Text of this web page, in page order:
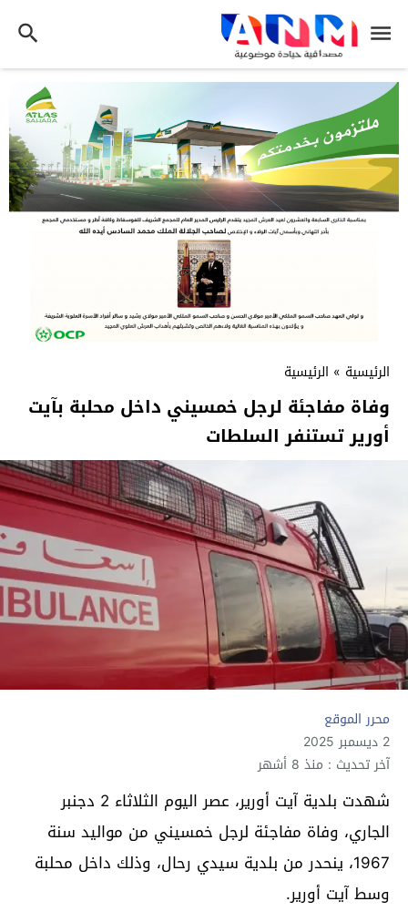
الرئيسية » الرئيسية
وفاة مفاجئة لرجل خمسيني داخل محلبة بآيت
أورير تستنفر السلطات
محرر الموقع
2 ديسمبر 2025
آخر تحديث : منذ 8 أشهر
شهدت بلدية آيت أورير، عصر اليوم الثلاثاء 2 دجنبر
الجاري، وفاة مفاجئة لرجل خمسيني من مواليد سنة
1967، ينحدر من بلدية سيدي رحال، وذلك داخل محلبة
وسط آيت أورير.